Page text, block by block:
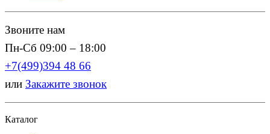
Звоните нам
Пн-Сб 09:00 – 18:00
+7(499)394 48 66
или Закажите звонок
Каталог